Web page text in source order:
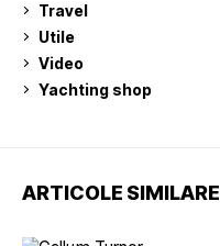
Travel
Utile
Video
Yachting shop
ARTICOLE SIMILARE